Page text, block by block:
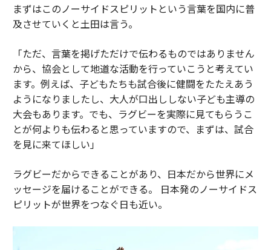
まずはこのノーサイドスピリットという言葉を国内に普
及させていくと土田は言う。
「ただ、言葉を掲げただけで伝わるものではありません
から、協会として地道な活動を行っていこうと考えてい
ます。例えば、子どもたちも試合後に健闘をたたえあう
ようになりましたし、大人が口出ししない子ども主導の
大会もあります。でも、ラグビーを実際に見てもらうこ
とが何よりも伝わると思っていますので、まずは、試合
を見に来てほしい」
ラグビーだからできることがあり、日本だから世界にメ
ッセージを届けることができる。 日本発のノーサイドス
ピリットが世界をつなぐ日も近い。